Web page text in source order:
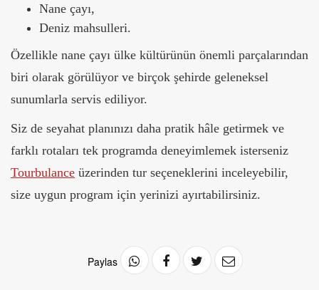
Nane çayı,
Deniz mahsulleri.
Özellikle nane çayı ülke kültürünün önemli parçalarından
biri olarak görülüyor ve birçok şehirde geleneksel
sunumlarla servis ediliyor.
Siz de seyahat planınızı daha pratik hâle getirmek ve
farklı rotaları tek programda deneyimlemek isterseniz
Tourbulance üzerinden tur seçeneklerini inceleyebilir,
size uygun program için yerinizi ayırtabilirsiniz.
Paylas